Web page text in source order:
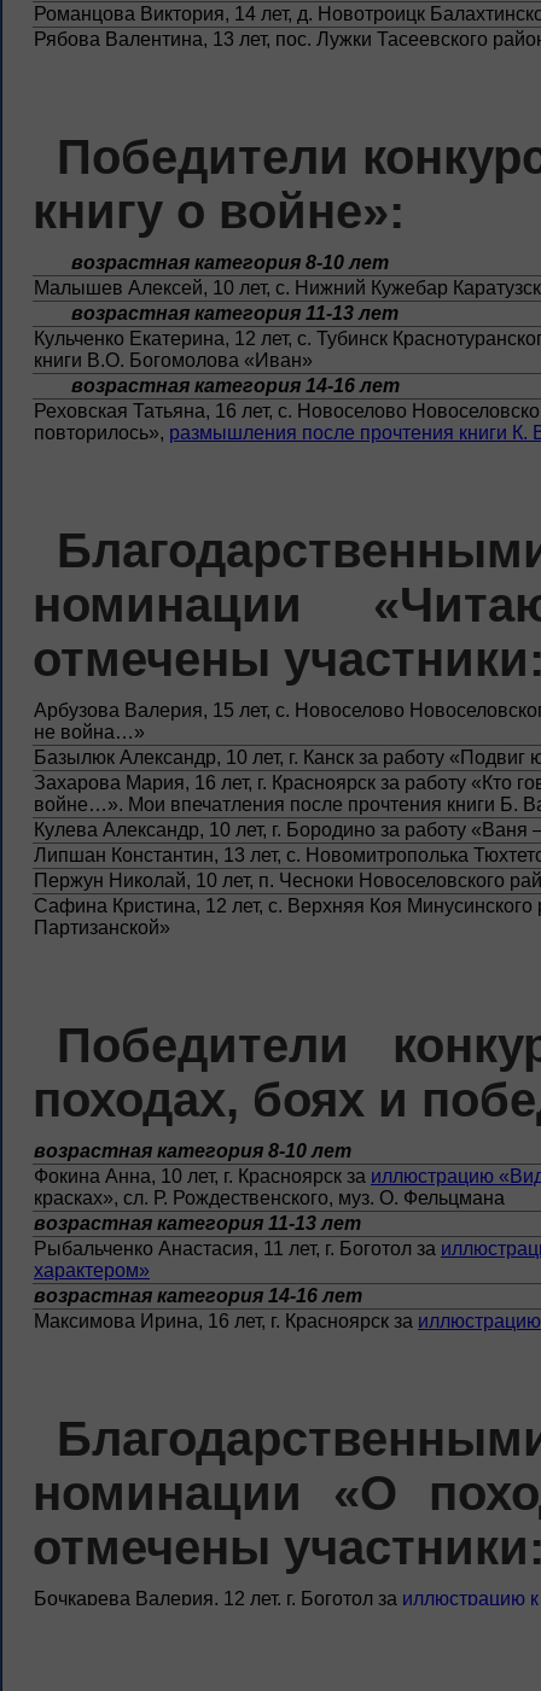
Романцова Виктория, 14 лет, д. Новотроицк
Рябова Валентина, 13 лет, пос. Лужки Тасеевского
Победители
книгу о войне»:
возрастная категория 8-10 лет
Малышев Алексей, 10 лет, с. Нижний Кужебар
возрастная категория 11-13 лет
Кульченко Екатерина, 12 лет, с. Тубинск
книги В.О. Богомолова «Иван»
возрастная категория 14-16 лет
Реховская Татьяна, 16 лет, с. Новоселово
повторилось», размышления после прочтения книги
номинации
отмечены
Арбузова Валерия, 15 лет, с. Новоселово
не война…»
Базылюк Александр, 10 лет, г. Канск за работу «Подвиг
Захарова Мария, 16 лет, г. Красноярск за работу «Кто
войне…». Мои впечатления после прочтения книги Б.
Кулева Александр, 10 лет, г. Бородино за работу
Липшан Константин, 13 лет, с. Новомитрополька
Пержун Николай, 10 лет, п. Чесноки Новоселовского
Сафина Кристина, 12 лет, с. Верхняя Коя
Партизанской»
Победители
походах, боях и
возрастная категория 8-10 лет
Фокина Анна, 10 лет, г. Красноярск за иллюстрацию
красках», сл. Р. Рождественского, муз. О. Фельцмана
возрастная категория 11-13 лет
Рыбальченко Анастасия, 11 лет, г. Боготол за
характером»
возрастная категория 14-16 лет
Максимова Ирина, 16 лет, г. Красноярск за
номинации «О
отмечены
Бочкарева Валерия, 12 лет, г. Боготол за иллюстрацию